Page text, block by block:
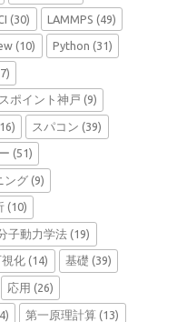
(30) LAMMPS (49)
(10) Python (31)
ポイント神戸 (9)
スパコン (39)
(51)
ング(9)
(10)
子動力学法 (19)
視化 (14) 基礎 (39)
応用 (26)
第一原理計算 (13)